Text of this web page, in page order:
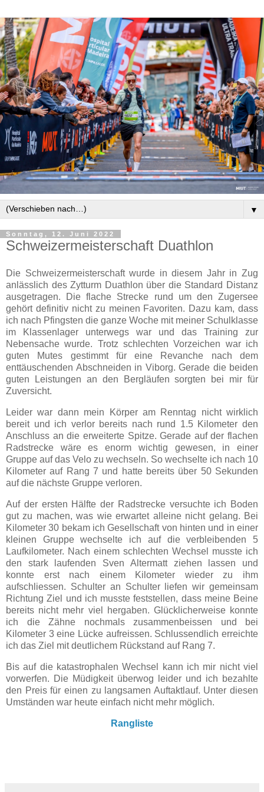
▼
Sonntag, 12. Juni 2022
Schweizermeisterschaft Duathlon
Die Schweizermeisterschaft wurde in diesem Jahr in Zug
anlässlich des Zytturm Duathlon über die Standard Distanz
ausgetragen. Die flache Strecke rund um den Zugersee
gehört definitiv nicht zu meinen Favoriten. Dazu kam, dass
ich nach Pfingsten die ganze Woche mit meiner Schulklasse
im Klassenlager unterwegs war und das Training zur
Nebensache wurde. Trotz schlechten Vorzeichen war ich
guten Mutes gestimmt für eine Revanche nach dem
enttäuschenden Abschneiden in Viborg. Gerade die beiden
guten Leistungen an den Bergläufen sorgten bei mir für
Zuversicht.
Leider war dann mein Körper am Renntag nicht wirklich
bereit und ich verlor bereits nach rund 1.5 Kilometer den
Anschluss an die erweiterte Spitze. Gerade auf der flachen
Radstrecke wäre es enorm wichtig gewesen, in einer
Gruppe auf das Velo zu wechseln. So wechselte ich nach 10
Kilometer auf Rang 7 und hatte bereits über 50 Sekunden
auf die nächste Gruppe verloren.
Auf der ersten Hälfte der Radstrecke versuchte ich Boden
gut zu machen, was wie erwartet alleine nicht gelang. Bei
Kilometer 30 bekam ich Gesellschaft von hinten und in einer
kleinen Gruppe wechselte ich auf die verbleibenden 5
Laufkilometer. Nach einem schlechten Wechsel musste ich
den stark laufenden Sven Altermatt ziehen lassen und
konnte erst nach einem Kilometer wieder zu ihm
aufschliessen. Schulter an Schulter liefen wir gemeinsam
Richtung Ziel und ich musste feststellen, dass meine Beine
bereits nicht mehr viel hergaben. Glücklicherweise konnte
ich die Zähne nochmals zusammenbeissen und bei
Kilometer 3 eine Lücke aufreissen. Schlussendlich erreichte
ich das Ziel mit deutlichem Rückstand auf Rang 7.
Bis auf die katastrophalen Wechsel kann ich mir nicht viel
vorwerfen. Die Müdigkeit überwog leider und ich bezahlte
den Preis für einen zu langsamen Auftaktlauf. Unter diesen
Umständen war heute einfach nicht mehr möglich.
Rangliste